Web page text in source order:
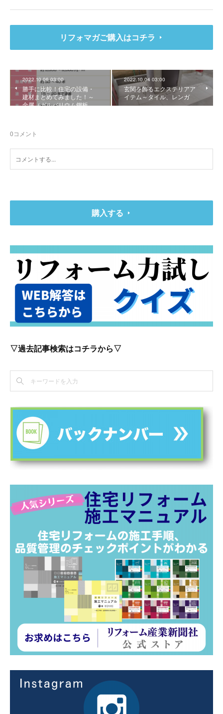
リフォマガご購入はコチラ
2022.10.06 03:00
勝手に比較！住宅の設備・
建材まとめてみました！～
金属（ガルバリウム鋼板…
2022.10.04 03:00
玄関を飾るエクステリアア
イテム～タイル、レンガ
0コメント
購入する
▽過去記事検索はコチラから▽